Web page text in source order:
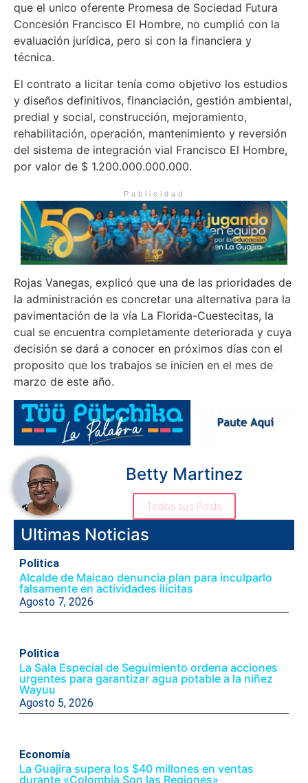
que el unico oferente Promesa de Sociedad Futura
Concesión Francisco El Hombre, no cumplió con la
evaluación jurídica, pero si con la financiera y
técnica.
El contrato a licitar tenía como objetivo los estudios
y diseños definitivos, financiación, gestión ambiental,
predial y social, construcción, mejoramiento,
rehabilitación, operación, mantenimiento y reversión
del sistema de integración vial Francisco El Hombre,
por valor de $ 1.200.000.000.000.
Publicidad
Rojas Vanegas, explicó que una de las prioridades de
la administración es concretar una alternativa para la
pavimentación de la vía La Florida-Cuestecitas, la
cual se encuentra completamente deteriorada y cuya
decisión se dará a conocer en próximos días con el
proposito que los trabajos se inicien en el mes de
marzo de este año.
Betty Martinez
Todos sus Posts
Ultimas Noticias
Politica
Alcalde de Maicao denuncia plan para inculparlo
falsamente en actividades ilícitas
Agosto 7, 2026
Politica
La Sala Especial de Seguimiento ordena acciones
urgentes para garantizar agua potable a la niñez
Wayuu
Agosto 5, 2026
Economía
La Guajira supera los $40 millones en ventas
durante «Colombia Son las Regiones»